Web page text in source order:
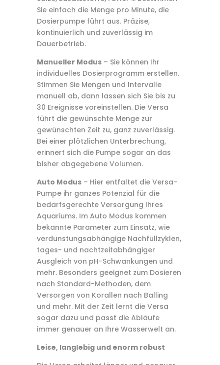
Sie einfach die Menge pro Minute, die
Dosierpumpe führt aus. Präzise,
kontinuierlich und zuverlässig im
Dauerbetrieb.
Manueller Modus– Sie können Ihr
individuelles Dosierprogramm erstellen.
Stimmen Sie Mengen und Intervalle
manuell ab, dann lassen sich Sie bis zu
30 Ereignisse voreinstellen. Die Versa
führt die gewünschte Menge zur
gewünschten Zeit zu, ganz zuverlässig.
Bei einer plötzlichen Unterbrechung,
erinnert sich die Pumpe sogar an das
bisher abgegebene Volumen.
Auto Modus– Hier entfaltet die Versa-
Pumpe ihr ganzes Potenzial für die
bedarfsgerechte Versorgung Ihres
Aquariums. Im Auto Modus kommen
bekannte Parameter zum Einsatz, wie
verdunstungsabhängige Nachfüllzyklen,
tages- und nachtzeitabhängiger
Ausgleich von pH-Schwankungen und
mehr. Besonders geeignet zum Dosieren
nach Standard-Methoden, dem
Versorgen von Korallen nach Balling
und mehr. Mit der Zeit lernt die Versa
sogar dazu und passt die Abläufe
immer genauer an Ihre Wasserwelt an.
Leise, langlebig und enorm robust